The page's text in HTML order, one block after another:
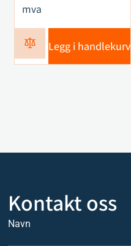
mva
Legg i handlekurv
Kontakt oss
Navn